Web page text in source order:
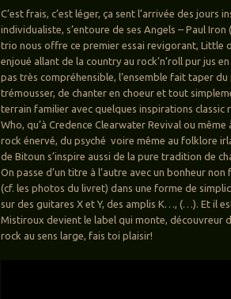
C’est frais, c’est léger, ça sent l’arrivée des jours
individualiste, s’entoure de ses Angels – Paul
trio nous offre ce premier essai revigorant, Little
enjoué allant de la country au rock’n’roll pur jus
pas très compréhensible, l’ensemble fait taper
trémousser, de chanter en choeur et tout
terrain familier avec quelques inspirations classic
Who, qu’à Credence Clearwater Revival ou
rock énervé, du psyché voire même au folklore
de Bitoun s’inspire aussi de la pure tradition de
On passe d’un titre à l’autre avec un bonheur
(cf. les photos du livret) dans une forme de
sur des guitares X et Y, des amplis K…, (…). Et il
Mistiroux devient le label qui monte, découvreur
rock au sens large, fais toi plaisir!